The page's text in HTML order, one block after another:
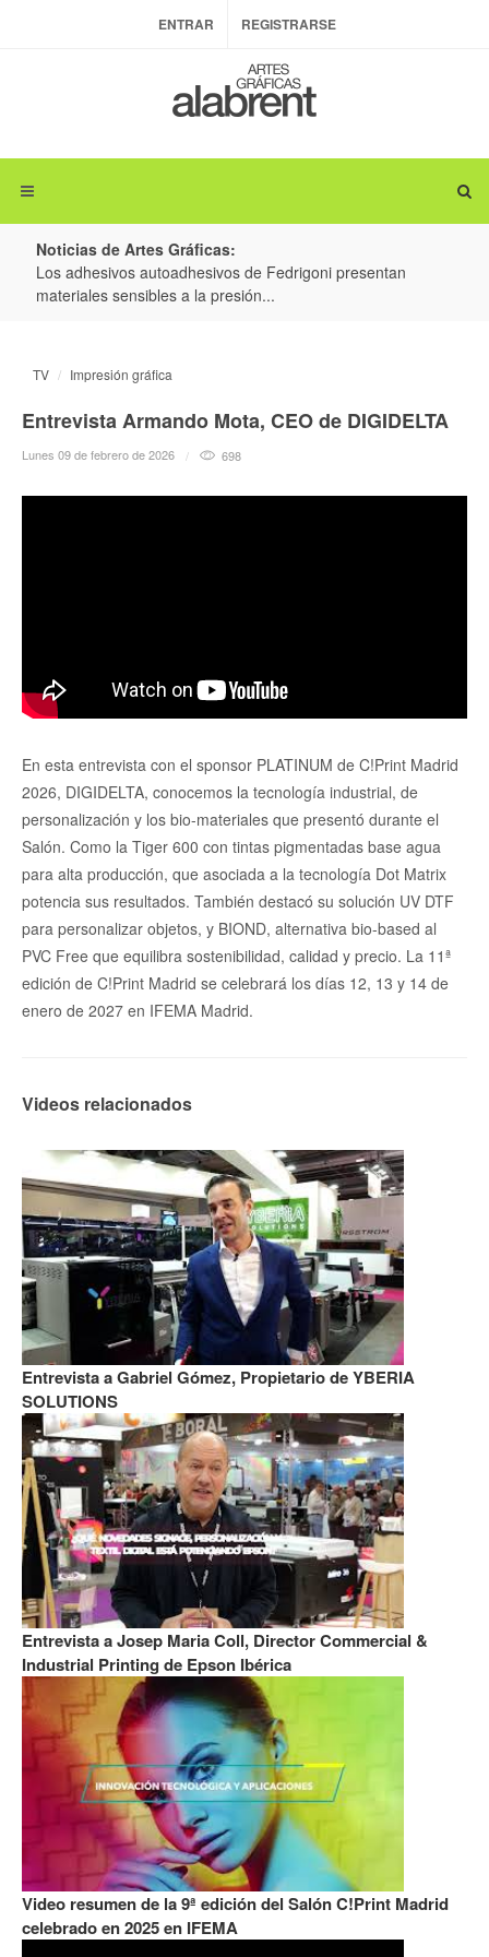
ENTRAR REGISTRARSE
Noticias de Artes Gráficas:
Los adhesivos autoadhesivos de Fedrigoni presentan
materiales sensibles a la presión...
TV Impresión gráfica
Entrevista Armando Mota, CEO de DIGIDELTA
Lunes 09 de febrero de 2026 698
En esta entrevista con el sponsor PLATINUM de C!Print Madrid
2026, DIGIDELTA, conocemos la tecnología industrial, de
personalización y los bio-materiales que presentó durante el
Salón. Como la Tiger 600 con tintas pigmentadas base agua
para alta producción, que asociada a la tecnología Dot Matrix
potencia sus resultados. También destacó su solución UV DTF
para personalizar objetos, y BIOND, alternativa bio-based al
PVC Free que equilibra sostenibilidad, calidad y precio. La 11ª
edición de C!Print Madrid se celebrará los días 12, 13 y 14 de
enero de 2027 en IFEMA Madrid.
Videos relacionados
Entrevista a Gabriel Gómez, Propietario de YBERIA
SOLUTIONS
Entrevista a Josep Maria Coll, Director Commercial &
Industrial Printing de Epson Ibérica
Video resumen de la 9ª edición del Salón C!Print Madrid
celebrado en 2025 en IFEMA